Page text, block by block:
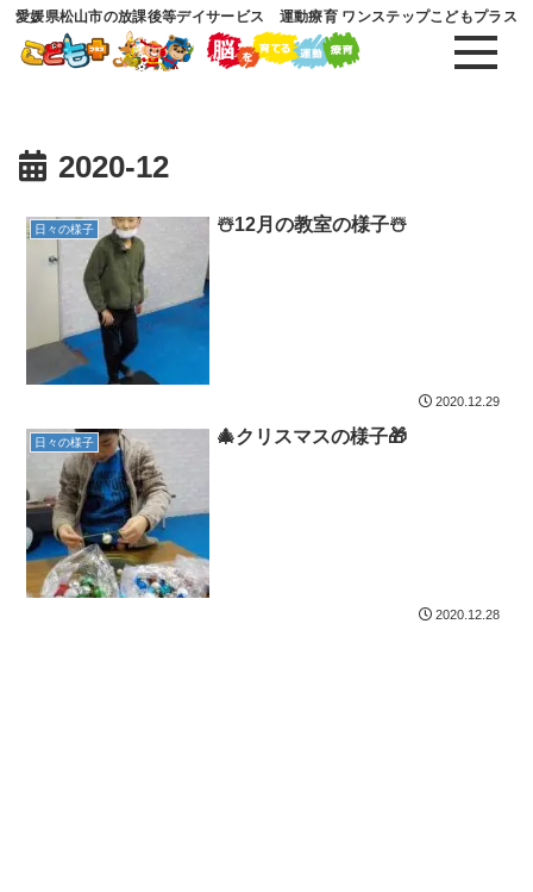
愛媛県松山市の放課後等デイサービス 運動療育 ワンステップこどもプラス
2020-12
日々の様子 ☃️12月の教室の様子☃️
2020.12.29
日々の様子 🎄クリスマスの様子🎁
2020.12.28